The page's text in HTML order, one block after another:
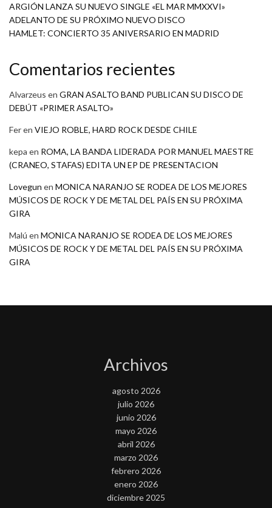
ARGIÓN LANZA SU NUEVO SINGLE «EL MAR MMXXVI»
ADELANTO DE SU PRÓXIMO NUEVO DISCO
HAMLET: CONCIERTO 35 ANIVERSARIO EN MADRID
Comentarios recientes
Alvarzeus en GRAN ASALTO BAND PUBLICAN SU DISCO DE
DEBÚT «PRIMER ASALTO»
Feren VIEJO ROBLE, HARD ROCK DESDE CHILE
kepa en ROMA, LA BANDA LIDERADA POR MANUEL MAESTRE
(CRANEO, STAFAS) EDITA UN EP DE PRESENTACION
Lovegun en MONICA NARANJO SE RODEA DE LOS MEJORES
MÚSICOS DE ROCK Y DE METAL DEL PAÍS EN SU PRÓXIMA
GIRA
Malú en MONICA NARANJO SE RODEA DE LOS MEJORES
MÚSICOS DE ROCK Y DE METAL DEL PAÍS EN SU PRÓXIMA
GIRA
Archivos
agosto 2026
julio 2026
junio 2026
mayo 2026
abril 2026
marzo 2026
febrero 2026
enero 2026
diciembre 2025